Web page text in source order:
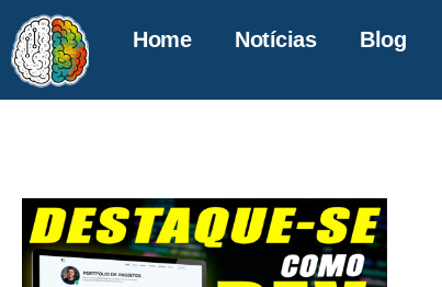
Home Notícias Blog